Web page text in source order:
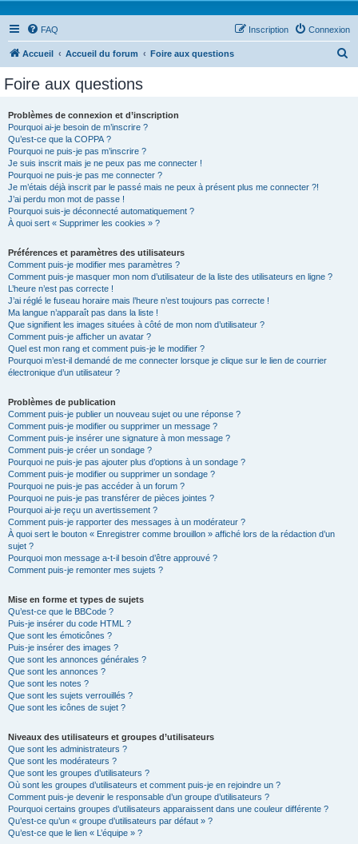
FAQ Connexion
Inscription
Accueil Accueil du forum Foire aux questions
Foire aux questions
Problèmes de connexion et d’inscription
Pourquoi ai-je besoin de m’inscrire ?
Qu’est-ce que la COPPA ?
Pourquoi ne puis-je pas m’inscrire ?
Je suis inscrit mais je ne peux pas me connecter !
Pourquoi ne puis-je pas me connecter ?
Je m’étais déjà inscrit par le passé mais ne peux à présent plus me connecter ?!
J’ai perdu mon mot de passe !
Pourquoi suis-je déconnecté automatiquement ?
À quoi sert « Supprimer les cookies » ?
Préférences et paramètres des utilisateurs
Comment puis-je modifier mes paramètres ?
Comment puis-je masquer mon nom d’utilisateur de la liste des utilisateurs en ligne ?
L’heure n’est pas correcte !
J’ai réglé le fuseau horaire mais l’heure n’est toujours pas correcte !
Ma langue n’apparaît pas dans la liste !
Que signifient les images situées à côté de mon nom d’utilisateur ?
Comment puis-je afficher un avatar ?
Quel est mon rang et comment puis-je le modifier ?
Pourquoi m’est-il demandé de me connecter lorsque je clique sur le lien de courrier
électronique d’un utilisateur ?
Problèmes de publication
Comment puis-je publier un nouveau sujet ou une réponse ?
Comment puis-je modifier ou supprimer un message ?
Comment puis-je insérer une signature à mon message ?
Comment puis-je créer un sondage ?
Pourquoi ne puis-je pas ajouter plus d’options à un sondage ?
Comment puis-je modifier ou supprimer un sondage ?
Pourquoi ne puis-je pas accéder à un forum ?
Pourquoi ne puis-je pas transférer de pièces jointes ?
Pourquoi ai-je reçu un avertissement ?
Comment puis-je rapporter des messages à un modérateur ?
À quoi sert le bouton « Enregistrer comme brouillon » affiché lors de la rédaction d’un
sujet ?
Pourquoi mon message a-t-il besoin d’être approuvé ?
Comment puis-je remonter mes sujets ?
Mise en forme et types de sujets
Qu’est-ce que le BBCode ?
Puis-je insérer du code HTML ?
Que sont les émoticônes ?
Puis-je insérer des images ?
Que sont les annonces générales ?
Que sont les annonces ?
Que sont les notes ?
Que sont les sujets verrouillés ?
Que sont les icônes de sujet ?
Niveaux des utilisateurs et groupes d’utilisateurs
Que sont les administrateurs ?
Que sont les modérateurs ?
Que sont les groupes d’utilisateurs ?
Où sont les groupes d’utilisateurs et comment puis-je en rejoindre un ?
Comment puis-je devenir le responsable d’un groupe d’utilisateurs ?
Pourquoi certains groupes d’utilisateurs apparaissent dans une couleur différente ?
Qu’est-ce qu’un « groupe d’utilisateurs par défaut » ?
Qu’est-ce que le lien « L’équipe » ?